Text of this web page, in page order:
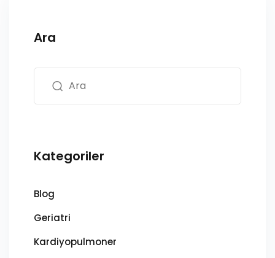
Ara
Kategoriler
Blog
Geriatri
Kardiyopulmoner